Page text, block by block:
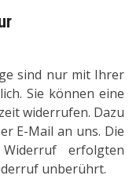
sind nur mit Ihrer
Sie können eine
widerrufen. Dazu
E-Mail an uns. Die
erfolgten
unberührt.